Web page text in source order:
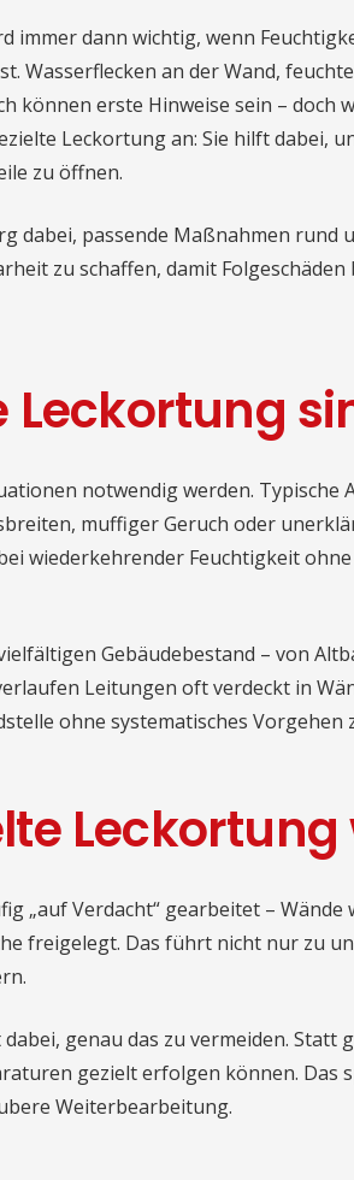
immer dann wichtig, wenn
Wasserflecken an der Wand,
können erste Hinweise sein – doch
Leckortung an: Sie hilft dabei,
zu öffnen.
dabei, passende Maßnahmen rund
zu schaffen, damit
Leckortung
notwendig werden. Typische
muffiger Geruch oder
wiederkehrender Feuchtigkeit
Gebäudebestand – von
Leitungen oft verdeckt in
ohne systematisches Vorgehen
„auf Verdacht“ gearbeitet –
freigelegt. Das führt nicht nur zu
genau das zu vermeiden. Statt
gezielt erfolgen können. Das
Weiterbearbeitung.